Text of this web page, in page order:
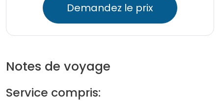
Demandez le prix
Notes de voyage
Service compris: